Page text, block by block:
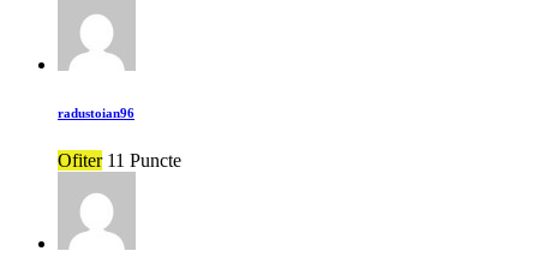
radustoian96
Ofiter 11 Puncte